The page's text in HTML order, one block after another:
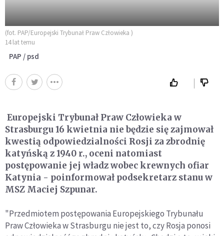
(fot. PAP/Europejski Trybunał Praw Człowieka )
14 lat temu
PAP / psd
Europejski Trybunał Praw Człowieka w
Strasburgu 16 kwietnia nie będzie się zajmował
kwestią odpowiedzialności Rosji za zbrodnię
katyńską z 1940 r., oceni natomiast
postępowanie jej władz wobec krewnych ofiar
Katynia - poinformował podsekretarz stanu w
MSZ Maciej Szpunar.
"Przedmiotem postępowania Europejskiego Trybunału
Praw Człowieka w Strasburgu nie jest to, czy Rosja ponosi